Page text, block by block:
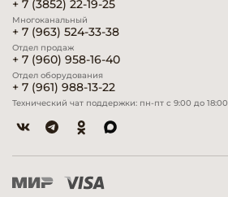
+ 7 (3852) 22-19-25
Многоканальный
+ 7 (963) 524-33-38
Отдел продаж
+ 7 (960) 958-16-40
Отдел оборудования
+ 7 (961) 988-13-22
Технический чат поддержки: пн-пт с 9:00 до 18:00